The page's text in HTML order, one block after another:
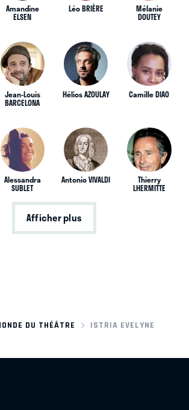
Amandine
ELSEN
Léo BRIÈRE Mélanie
DOUTEY
Jean-Louis
BARCELONA
Hélios AZOULAY Camille DIAO
Alessandra
SUBLET
Antonio VIVALDI Thierry
LHERMITTE
Afficher plus
DU THÉÂTRE ISTRIA EVELYNE